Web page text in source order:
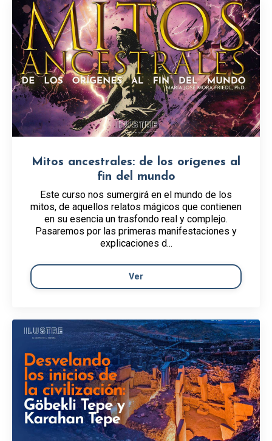
Mitos ancestrales: de los orígenes al
fin del mundo
Este curso nos sumergirá en el mundo de los
mitos, de aquellos relatos mágicos que contienen
en su esencia un trasfondo real y complejo.
Pasaremos por las primeras manifestaciones y
explicaciones d...
Ver